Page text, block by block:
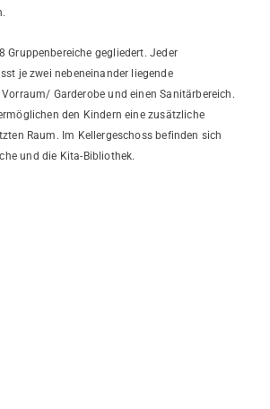
Gruppenbereiche gegliedert. Jeder
je zwei nebeneinander liegende
Garderobe und einen Sanitärbereich.
den Kindern eine zusätzliche
Raum. Im Kellergeschoss befinden sich
und die Kita-Bibliothek.